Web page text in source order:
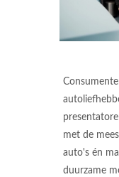
met de
auto's én
duurzame